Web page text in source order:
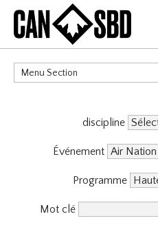
Menu Section
discipline
Événement
Programme
Mot clé